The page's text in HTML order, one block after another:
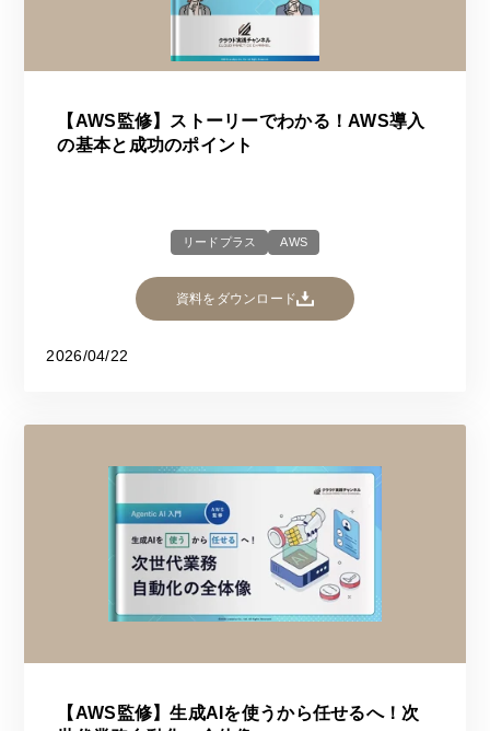
【AWS監修】ストーリーでわかる！AWS導入
の基本と成功のポイント
リードプラス AWS
資料をダウンロード
2026/04/22
【AWS監修】生成AIを使うから任せるへ！次